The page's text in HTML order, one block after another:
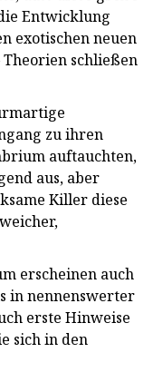
Entwicklung
exotischen neuen
schließen
zu ihren
auftauchten,
aus, aber
Killer diese
erscheinen auch
in nennenswerter
erste Hinweise
sich in den